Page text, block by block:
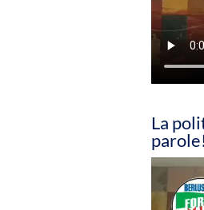
La
parole!